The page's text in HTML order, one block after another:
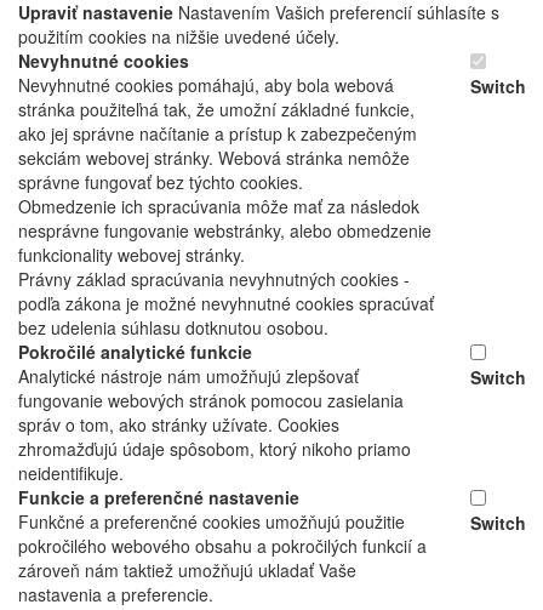
Upraviť nastavenie Nastavením Vašich preferencií súhlasíte s
použitím cookies na nižšie uvedené účely.
Nevyhnutné cookies
Nevyhnutné cookies pomáhajú, aby bola webová
stránka použiteľná tak, že umožní základné funkcie,
ako jej správne načítanie a prístup k zabezpečeným
sekciám webovej stránky. Webová stránka nemôže
správne fungovať bez týchto cookies.
Obmedzenie ich spracúvania môže mať za následok
nesprávne fungovanie webstránky, alebo obmedzenie
funkcionality webovej stránky.
Právny základ spracúvania nevyhnutných cookies -
podľa zákona je možné nevyhnutné cookies spracúvať
bez udelenia súhlasu dotknutou osobou.
Switch
Pokročilé analytické funkcie
Analytické nástroje nám umožňujú zlepšovať
fungovanie webových stránok pomocou zasielania
správ o tom, ako stránky užívate. Cookies
zhromažďujú údaje spôsobom, ktorý nikoho priamo
neidentifikuje.
Switch
Funkcie a preferenčné nastavenie
Funkčné a preferenčné cookies umožňujú použitie
pokročilého webového obsahu a pokročilých funkcií a
zároveň nám taktiež umožňujú ukladať Vaše
nastavenia a preferencie.
Switch